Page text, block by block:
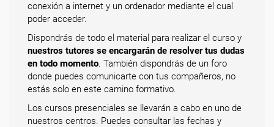
conexión a internet y un ordenador mediante el cual
poder acceder.
Dispondrás de todo el material para realizar el curso y
nuestros tutores se encargarán de resolver tus dudas
en todo momento. También dispondrás de un foro
donde puedes comunicarte con tus compañeros, no
estás solo en este camino formativo.
Los cursos presenciales se llevarán a cabo en uno de
nuestros centros. Puedes consultar las fechas y